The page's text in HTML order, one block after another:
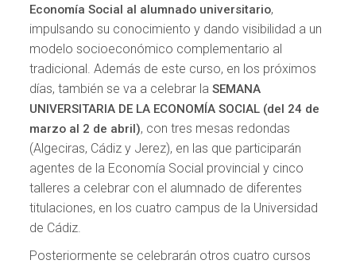
Economía Social al alumnado universitario,
impulsando su conocimiento y dando visibilidad a un
modelo socioeconómico complementario al
tradicional. Además de este curso, en los próximos
días, también se va a celebrar laSEMANA
UNIVERSITARIA DE LA ECONOMÍA SOCIAL (del 24 de
marzo al 2 de abril), con tres mesas redondas
(Algeciras, Cádiz y Jerez), en las que participarán
agentes de la Economía Social provincial y cinco
talleres a celebrar con el alumnado de diferentes
titulaciones, en los cuatro campus de la Universidad
de Cádiz.
Posteriormente se celebrarán otros cuatro cursos